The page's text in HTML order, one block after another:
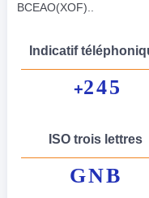
BCEAO(XOF)..
Indicatif
+245
ISO trois lettres
GNB